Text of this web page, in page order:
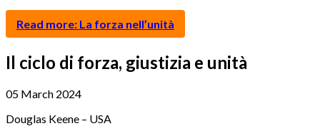
Read more: La forza nell’unità
Il ciclo di forza, giustizia e unità
05 March 2024
Douglas Keene – USA